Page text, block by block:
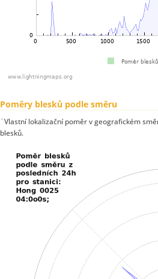
Poměry blesků podle směru
¨Vlastní lokalizační poměr v geografickém
blesků.